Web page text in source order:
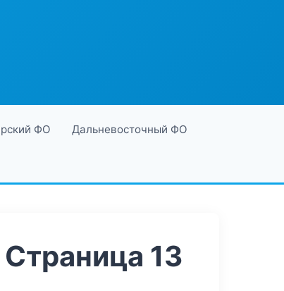
ФО Дальневосточный ФО
13